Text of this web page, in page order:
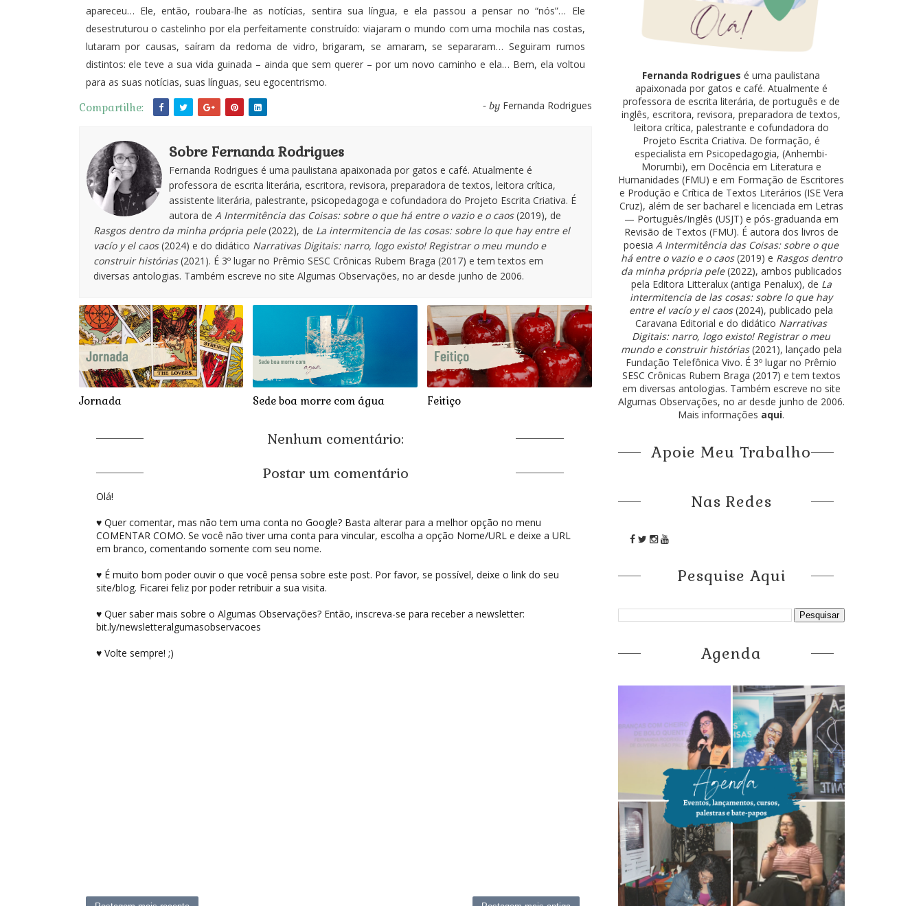
apareceu… Ele, então, roubara-lhe as notícias, sentira sua língua, e ela passou a pensar no “nós”… Ele
desestruturou o castelinho por ela perfeitamente construído: viajaram o mundo com uma mochila nas costas,
lutaram por causas, saíram da redoma de vidro, brigaram, se amaram, se separaram… Seguiram rumos
distintos: ele teve a sua vida guinada – ainda que sem querer – por um novo caminho e ela… Bem, ela voltou
para as suas notícias, suas línguas, seu egocentrismo.
Compartilhe:
- by Fernanda Rodrigues
Sobre Fernanda Rodrigues
Fernanda Rodrigues é uma paulistana apaixonada por gatos e café. Atualmente é
professora de escrita literária, escritora, revisora, preparadora de textos, leitora crítica,
assistente literária, palestrante, psicopedagoga e cofundadora do Projeto Escrita Criativa. É
autora de A Intermitência das Coisas: sobre o que há entre o vazio e o caos(2019), de
Rasgos dentro da minha própria pele(2022), de La intermitencia de las cosas: sobre lo que hay entre el
vacío y el caos(2024) e do didático Narrativas Digitais: narro, logo existo! Registrar o meu mundo e
construir histórias(2021). É 3º lugar no Prêmio SESC Crônicas Rubem Braga (2017) e tem textos em
diversas antologias. Também escreve no site Algumas Observações, no ar desde junho de 2006.
Jornada Sede boa morre com água Feitiço
Nenhum comentário:
Postar um comentário
Olá!
♥ Quer comentar, mas não tem uma conta no Google? Basta alterar para a melhor opção no menu
COMENTAR COMO. Se você não tiver uma conta para vincular, escolha a opção Nome/URL e deixe a URL
em branco, comentando somente com seu nome.
♥ É muito bom poder ouvir o que você pensa sobre este post. Por favor, se possível, deixe o link do seu
site/blog. Ficarei feliz por poder retribuir a sua visita.
♥ Quer saber mais sobre o Algumas Observações? Então, inscreva-se para receber a newsletter:
bit.ly/newsletteralgumasobservacoes
♥ Volte sempre! ;)
Fernanda Rodrigues é uma paulistana
apaixonada por gatos e café. Atualmente é
professora de escrita literária, de português e de
inglês, escritora, revisora, preparadora de textos,
leitora crítica, palestrante e cofundadora do
Projeto Escrita Criativa. De formação, é
especialista em Psicopedagogia, (Anhembi-
Morumbi), em Docência em Literatura e
Humanidades (FMU) e em Formação de Escritores
e Produção e Crítica de Textos Literários (ISE Vera
Cruz), além de ser bacharel e licenciada em Letras
— Português/Inglês (USJT) e pós-graduanda em
Revisão de Textos (FMU). É autora dos livros de
poesia A Intermitência das Coisas: sobre o que
há entre o vazio e o caos(2019) e Rasgos dentro
da minha própria pele(2022), ambos publicados
pela Editora Litteralux (antiga Penalux), de La
intermitencia de las cosas: sobre lo que hay
entre el vacío y el caos(2024), publicado pela
Caravana Editorial e do didático Narrativas
Digitais: narro, logo existo! Registrar o meu
mundo e construir histórias(2021), lançado pela
Fundação Telefônica Vivo. É 3º lugar no Prêmio
SESC Crônicas Rubem Braga (2017) e tem textos
em diversas antologias. Também escreve no site
Algumas Observações, no ar desde junho de 2006.
Mais informações aqui.
Apoie Meu Trabalho
Nas Redes
Pesquise Aqui
Agenda